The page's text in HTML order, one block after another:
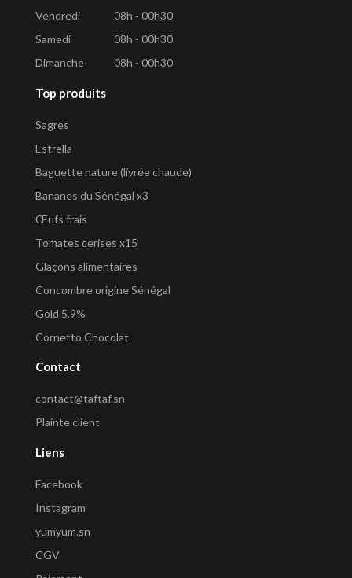
Vendredi
08h - 00h30
Samedi
08h - 00h30
Dimanche
08h - 00h30
Top produits
Sagres
Estrella
Baguette nature (livrée chaude)
Bananes du Sénégal x3
Œufs frais
Tomates cerises x15
Glaçons alimentaires
Concombre origine Sénégal
Gold 5,9%
Cornetto Chocolat
Contact
contact@taftaf.sn
Plainte client
Liens
Facebook
Instagram
yumyum.sn
CGV